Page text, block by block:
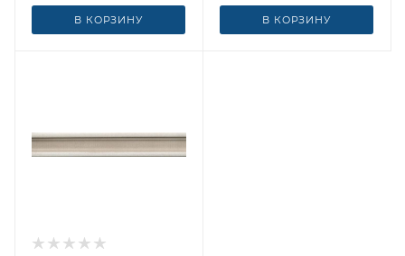
В КОРЗИНУ В КОРЗИНУ